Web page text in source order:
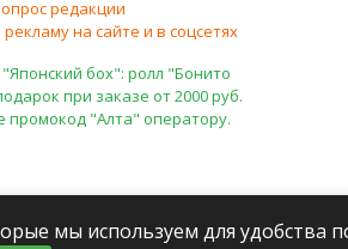
редакции
на сайте и в соцсетях
бох": ролл "Бонито
при заказе от 2000 руб.
промокод "Алта" оператору.
мы используем для удобства